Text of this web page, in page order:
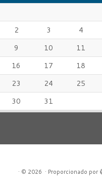
2
3 4
9
10 11
16
17 18
23
24 25
30
31
· © 2026 · Proporcionado por